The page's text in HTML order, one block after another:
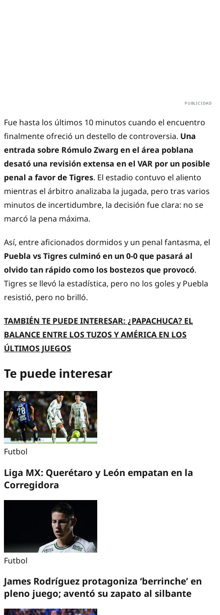
Fue hasta los últimos 10 minutos cuando el encuentro
finalmente ofreció un destello de controversia. Una
entrada sobre Rómulo Zwarg en el área poblana
desató una revisión extensa en el VAR por un posible
penal a favor de Tigres. El estadio contuvo el aliento
mientras el árbitro analizaba la jugada, pero tras varios
minutos de incertidumbre, la decisión fue clara: no se
marcó la pena máxima.
Así, entre aficionados dormidos y un penal fantasma, el
Puebla vs Tigres culminó en un 0-0 que pasará al
olvido tan rápido como los bostezos que provocó.
Tigres se llevó la estadística, pero no los goles y Puebla
resistió, pero no brilló.
TAMBIÉN TE PUEDE INTERESAR: ¿PAPACHUCA? EL
BALANCE ENTRE LOS TUZOS Y AMÉRICA EN LOS
ÚLTIMOS JUEGOS
Te puede interesar
Futbol
Liga MX: Querétaro y León empatan en la
Corregidora
Futbol
James Rodríguez protagoniza ‘berrinche’ en
pleno juego; aventó su zapato al silbante